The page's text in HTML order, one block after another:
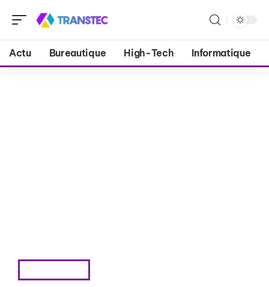
Actu Bureautique High-Tech Informatique